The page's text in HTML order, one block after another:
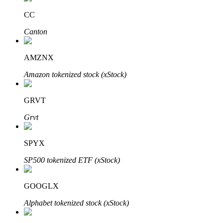
Penguncian BTR
Layanan pinjaman yang didukung Crypto
CC
Canton
AMZNX
Amazon tokenized stock (xStock)
GRVT
Grvt
SPYX
SP500 tokenized ETF (xStock)
GOOGLX
Alphabet tokenized stock (xStock)